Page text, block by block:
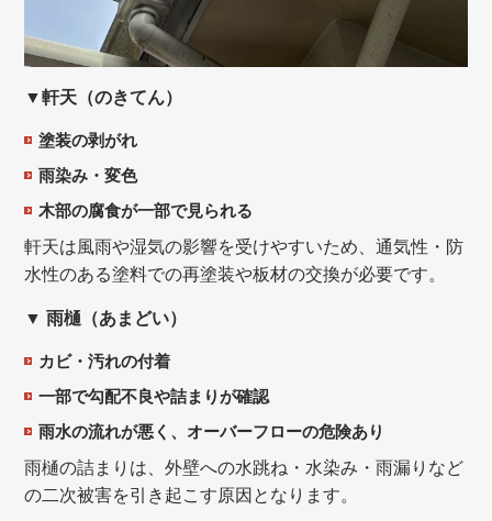
▼軒天（のきてん）
塗装の剥がれ
雨染み・変色
木部の腐食が一部で見られる
軒天は風雨や湿気の影響を受けやすいため、通気性・防
水性のある塗料での再塗装や板材の交換が必要です。
▼雨樋（あまどい）
カビ・汚れの付着
一部で勾配不良や詰まりが確認
雨水の流れが悪く、オーバーフローの危険あり
雨樋の詰まりは、外壁への水跳ね・水染み・雨漏りなど
の二次被害を引き起こす原因となります。